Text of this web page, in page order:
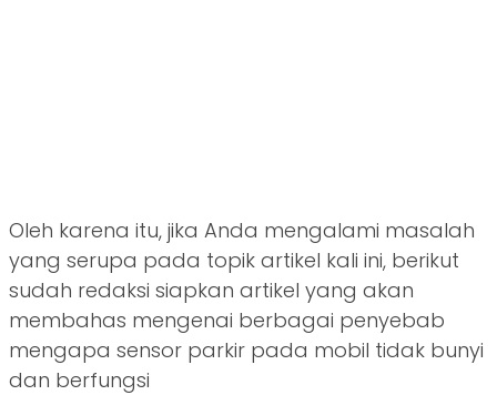
Oleh karena itu, jika Anda mengalami masalah
yang serupa pada topik artikel kali ini, berikut
sudah redaksi siapkan artikel yang akan
membahas mengenai berbagai penyebab
mengapa sensor parkir pada mobil tidak bunyi
dan berfungsi